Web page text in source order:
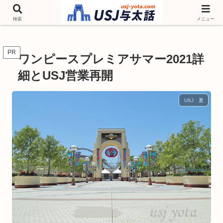
チケットやシーズンイベント ニンテンドーワールド アトラクションなどユニ
バを歩いて情報収集しています
PR ワンピースプレミアサマー2021詳
細とUSJ営業再開
USJ 夏
検索 メニュー